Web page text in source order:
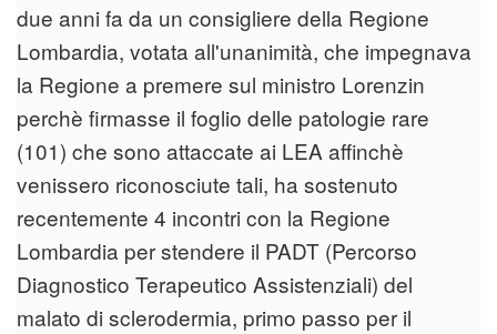
due anni fa da un consigliere della Regione
Lombardia, votata all'unanimità, che impegnava
la Regione a premere sul ministro Lorenzin
perchè firmasse il foglio delle patologie rare
(101) che sono attaccate ai LEA affinchè
venissero riconosciute tali, ha sostenuto
recentemente 4 incontri con la Regione
Lombardia per stendere il PADT (Percorso
Diagnostico Terapeutico Assistenziali) del
malato di sclerodermia, primo passo per il